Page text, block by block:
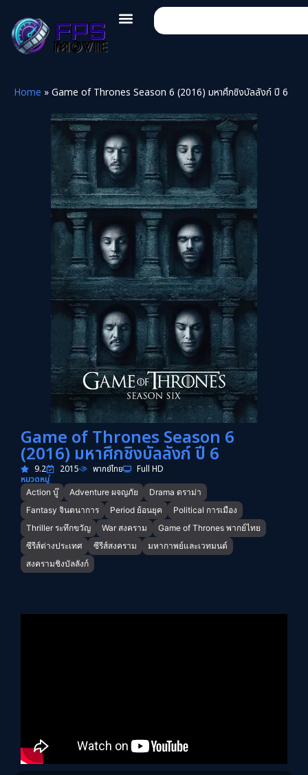
Home » Game of Thrones Season 6 (2016) มหาศึกชิงบัลลังก์ ปี 6
Game of Thrones Season 6
(2016) มหาศึกชิงบัลลังก์ ปี 6
9.2 2015 พากย์ไทย
Full HD
หมวดหมู่
Action บู๊ Adventure ผจญภัย
Drama ดราม่า
Fantasy จินตนาการ
Period ย้อนยุค
Political การเมือง
Thriller ระทึกขวัญ
War สงคราม
Game of Thrones พากย์ไทย
ซีรีส์ต่างประเทศ
ซีรีส์สงคราม
มหากาพย์และเวทมนต์
สงครามชิงบัลลังก์